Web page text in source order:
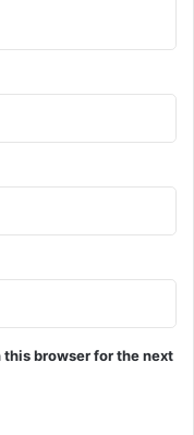
browser for the next